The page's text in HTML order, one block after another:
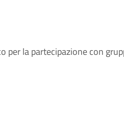
per la partecipazione con